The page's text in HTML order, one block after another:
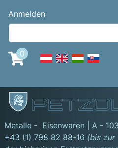
Benutzermenü
Anmelden
0
Metalle - Eisenwaren | A -
+43 (1) 798 82 88-16 (bis zur